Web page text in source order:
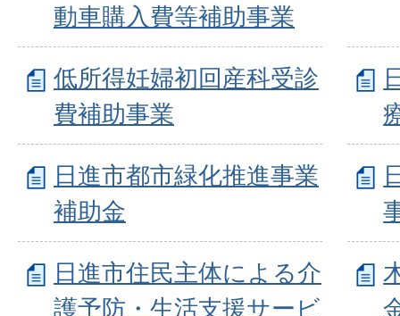
動車購入費等補助事業
低所得妊婦初回産科受診
費補助事業
日進市都市緑化推進事業
補助金
日進市住民主体による介
護予防・生活支援サービ